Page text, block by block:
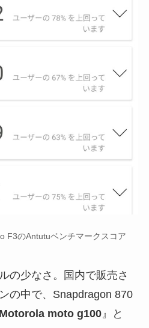
F3のAntutuベンチマークスコア
の少なさ。国内で販売さ
の中で、Snapdragon 870
Motorola moto g100』と